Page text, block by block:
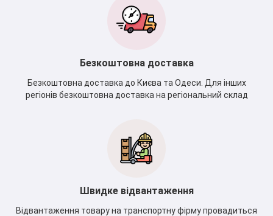
Безкоштовна доставка
Безкоштовна доставка до Києва та Одеси. Для інших
регіонів безкоштовна доставка на регіональний склад
Швидке відвантаження
Відвантаження товару на транспортну фірму провадиться